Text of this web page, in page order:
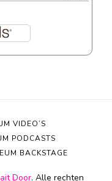
Door. Alle rechten
VIDEO’S
PODCASTS
BACKSTAGE